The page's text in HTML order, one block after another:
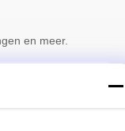
en meer.